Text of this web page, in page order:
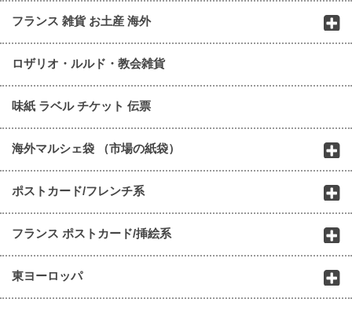
フランス 雑貨 お土産 海外
ロザリオ・ルルド・教会雑貨
味紙 ラベル チケット 伝票
海外マルシェ袋 （市場の紙袋）
ポストカード/フレンチ系
フランス ポストカード/挿絵系
東ヨーロッパ